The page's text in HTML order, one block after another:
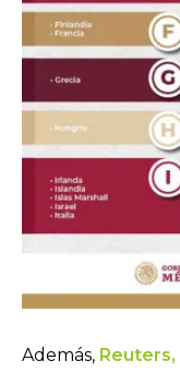
Además, Reuters,